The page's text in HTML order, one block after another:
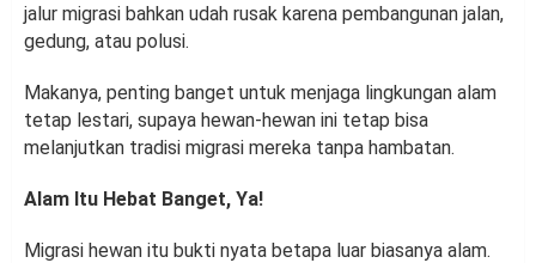
jalur migrasi bahkan udah rusak karena pembangunan jalan,
gedung, atau polusi.
Makanya, penting banget untuk menjaga lingkungan alam
tetap lestari, supaya hewan-hewan ini tetap bisa
melanjutkan tradisi migrasi mereka tanpa hambatan.
Alam Itu Hebat Banget, Ya!
Migrasi hewan itu bukti nyata betapa luar biasanya alam.